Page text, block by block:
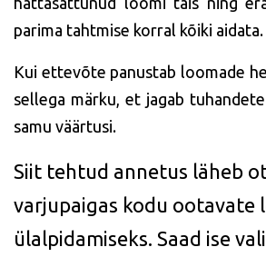
parima tahtmise korral kõiki aidata.
Kui ettevõte panustab loomade
sellega märku, et jagab
samu väärtusi.
Siit tehtud annetus läheb
varjupaigas kodu ootavate
ülalpidamiseks. Saad ise